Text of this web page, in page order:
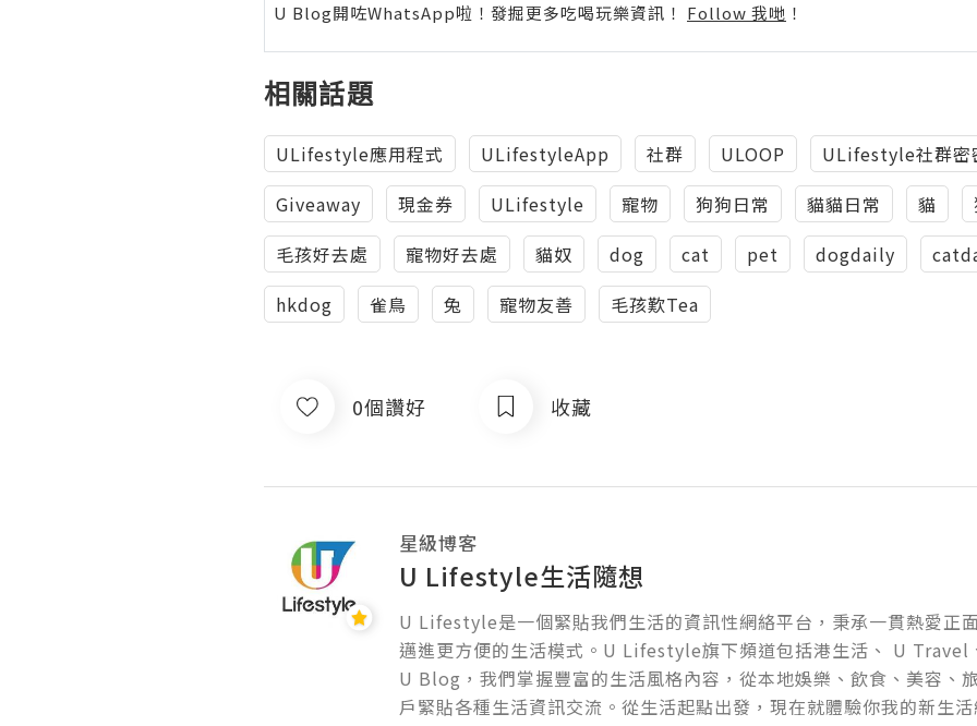
U Blog開咗WhatsApp啦！發掘更多吃喝玩樂資訊！ Follow 我哋 ！
相關話題
ULifestyle應用程式 ULifestyleApp 社群 ULOOP ULifestyle社群密
Giveaway
現金券 ULifestyle 寵物 狗狗日常 貓貓日常 貓
毛孩好去處
寵物好去處 貓奴 dog cat pet dogdaily
hkdog
雀鳥 兔 寵物友善 毛孩歎Tea
0個讚好 收藏
星級博客
U Lifestyle生活隨想
U Lifestyle是一個緊貼我們生活的資訊性網絡平台，秉承一貫熱愛正
邁進更方便的生活模式。U Lifestyle旗下頻道包括港生活、 U
U Blog，我們掌握豐富的生活風格內容，從本地娛樂、飲食、美容、
戶緊貼各種生活資訊交流。從生活起點出發，現在就體驗你我的新生活